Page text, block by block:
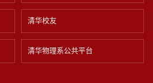
清华校友
清华物理系公共平台